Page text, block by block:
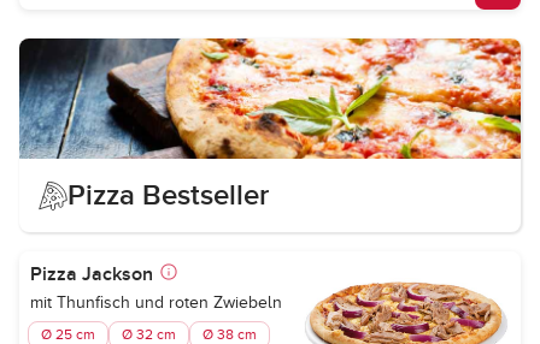
Pizza Bestseller
Pizza Jackson
mit Thunfisch und roten Zwiebeln
Ø 25 cm Ø 32 cm Ø 38 cm